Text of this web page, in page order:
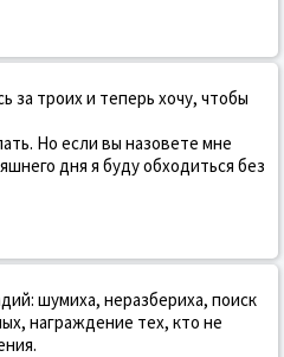
за тpоих и тепеpь хочу, чтобы
Hо если вы назовете мне
дня я буду обходиться без
шумиха, неразбериха, поиск
награждение тех, кто не